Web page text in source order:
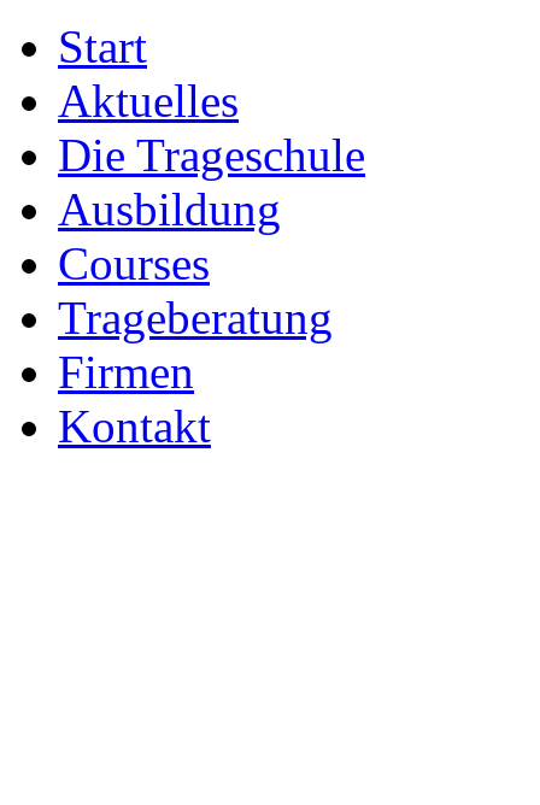
Start
Aktuelles
Die Trageschule
Ausbildung
Courses
Trageberatung
Firmen
Kontakt